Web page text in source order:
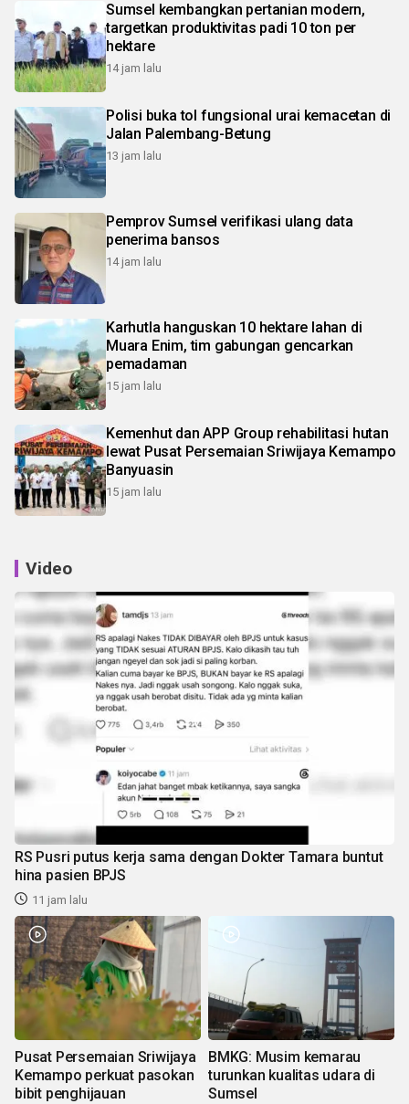
Sumsel kembangkan pertanian modern,
targetkan produktivitas padi 10 ton per
hektare
14 jam lalu
Polisi buka tol fungsional urai kemacetan di
Jalan Palembang-Betung
13 jam lalu
Pemprov Sumsel verifikasi ulang data
penerima bansos
14 jam lalu
Karhutla hanguskan 10 hektare lahan di
Muara Enim, tim gabungan gencarkan
pemadaman
15 jam lalu
Kemenhut dan APP Group rehabilitasi hutan
lewat Pusat Persemaian Sriwijaya Kemampo
Banyuasin
15 jam lalu
Video
RS Pusri putus kerja sama dengan Dokter Tamara buntut
hina pasien BPJS
11 jam lalu
Pusat Persemaian Sriwijaya
Kemampo perkuat pasokan
bibit penghijauan
BMKG: Musim kemarau
turunkan kualitas udara di
Sumsel